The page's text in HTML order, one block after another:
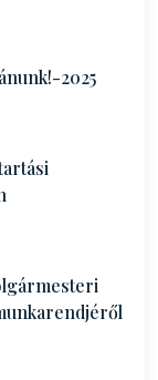
2025